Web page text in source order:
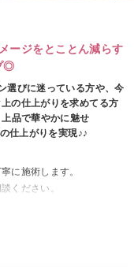
ージをとことん減らす
◎
選びに迷っている方や、今
の仕上がりを求めてる方
品で華やかに魅せ
仕上がりを実現♪♪
に施術します。
ください。